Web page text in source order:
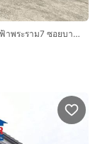
บ้านเดี่ยว 2 ชั้น 90 ตร.ว. หมู่บ้านส.ภาณุรังษี ใกล้การไฟฟ้าพระราม7 ซอยบางกรวย-ไทรน้อย17 ถนนบางกรวย-ไทรน้อย ถนนพระราม7 บางกรวย นนทบุรี